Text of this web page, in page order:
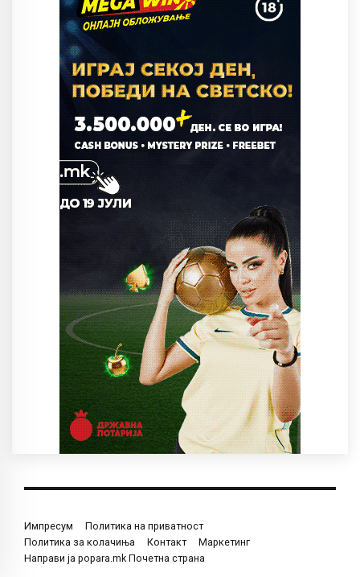
Импресум
Политика на приватност
Политика за колачиња
Контакт
Маркетинг
Направи ја popara.mk Почетна страна